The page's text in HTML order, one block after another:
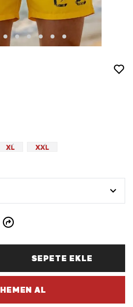
XL XXL
SEPETE EKLE
HEMEN AL